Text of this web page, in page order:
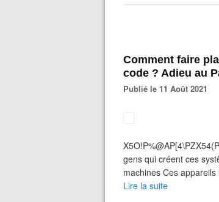
Comment faire
code ? Adieu au
Publié le 11 Août 2021
gens qui créent ces
machines Ces appareils
Lire la suite